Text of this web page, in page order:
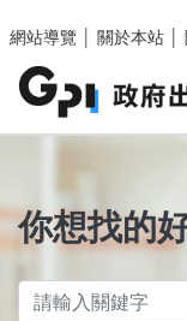
網站導覽
關於本站
你想找的